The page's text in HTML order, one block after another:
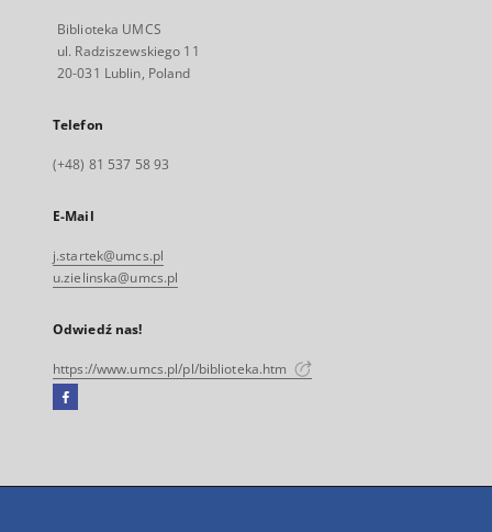
Biblioteka UMCS
ul. Radziszewskiego 11
20-031 Lublin, Poland
Telefon
(+48) 81 537 58 93
E-Mail
j.startek@umcs.pl
u.zielinska@umcs.pl
Odwiedź nas!
https://www.umcs.pl/pl/biblioteka.htm
Facebook
się